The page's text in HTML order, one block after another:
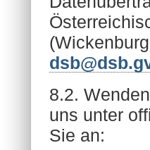
8.2.
uns unter
Sie an: